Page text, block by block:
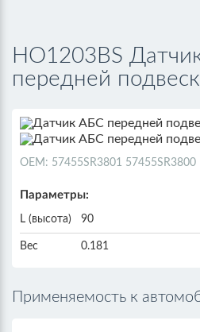
HO1203BS
передней
ОЕМ: 57455SR3801 57455SR3800
Параметры:
L (высота) 90
Вес 0.181
Применяемость к